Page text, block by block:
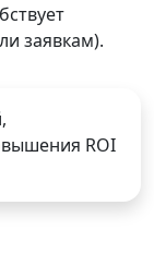
заявкам).
ROI